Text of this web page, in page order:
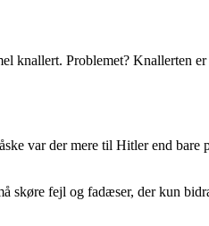
knallert. Problemet? Knallerten
var der mere til Hitler end bare
skøre fejl og fadæser, der kun